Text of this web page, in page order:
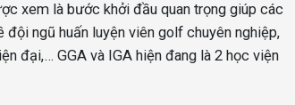
xem là bước khởi đầu quan trọng giúp các
đội ngũ huấn luyện viên golf chuyên nghiệp,
đại,… GGA và IGA hiện đang là 2 học viện